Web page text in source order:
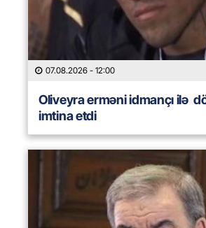
07.08.2026 - 12:00
Oliveyra erməni idmançı ilə
imtina etdi